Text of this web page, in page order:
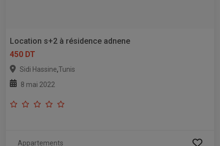
Location s+2 à résidence adnene
450 DT
Sidi Hassine,Tunis
8 mai 2022
Appartements